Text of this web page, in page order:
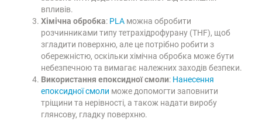
впливів.
Хімічна обробка: PLA можна обробити
розчинниками типу тетрахідрофурану (THF), щоб
згладити поверхню, але це потрібно робити з
обережністю, оскільки хімічна обробка може бути
небезпечною та вимагає належних заходів безпеки.
Використання епоксидної смоли: Нанесення
епоксидної смоли може допомогти заповнити
тріщини та нерівності, а також надати виробу
глянсову, гладку поверхню.